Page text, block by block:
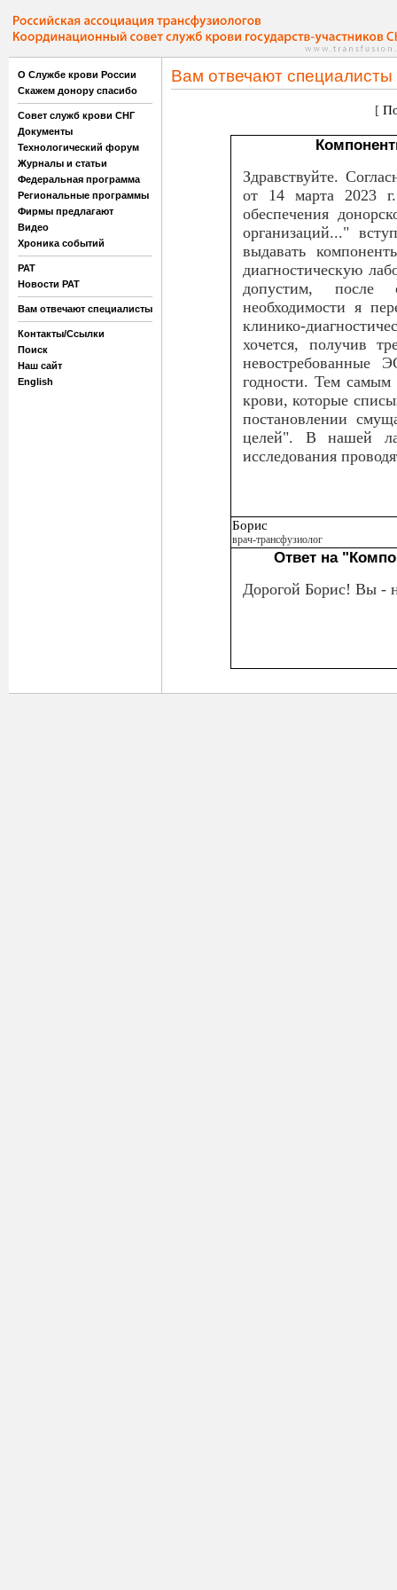
О Службе крови России
Скажем донору спасибо
Совет служб крови СНГ
Документы
Технологический форум
Журналы и статьи
Федеральная программа
Региональные программы
Фирмы предлагают
Видео
Хроника событий
РАТ
Новости РАТ
Вам отвечают специалисты
Контакты/Ссылки
Поиск
Наш сайт
English
Вам отвечают специалисты
[
Здравствуйте.
от 14 марта 2023
обеспечения
организаций..."
выдавать
диагностическую
допустим,
необходимости я
клинико-
хочется, получив
годности. Тем
крови, которые
постановлении
целей". В нашей
исследования
Борис
врач-трансфузиолог
Ответ на
Дорогой Борис! Вы -